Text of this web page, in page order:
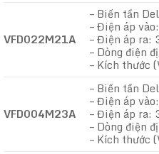
VFD022M21A
– Biến tần
– Điện áp
– Điện áp ra:
– Dòng điện
– Kích thước
VFD004M23A
– Biến tần
– Điện áp
– Điện áp ra:
– Dòng điện
– Kích thước